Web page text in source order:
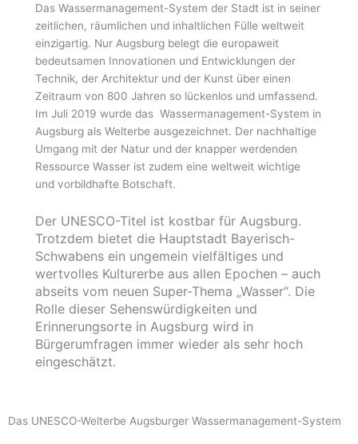
Das Wassermanagement-System der Stadt ist in seiner
zeitlichen, räumlichen und inhaltlichen Fülle weltweit
einzigartig. Nur Augsburg belegt die europaweit
bedeutsamen Innovationen und Entwicklungen der
Technik, der Architektur und der Kunst über einen
Zeitraum von 800 Jahren so lückenlos und umfassend.
Im Juli 2019 wurde das Wassermanagement-System in
Augsburg als Welterbe ausgezeichnet. Der nachhaltige
Umgang mit der Natur und der knapper werdenden
Ressource Wasser ist zudem eine weltweit wichtige
und vorbildhafte Botschaft.
Der UNESCO-Titel ist kostbar für Augsburg.
Trotzdem bietet die Hauptstadt Bayerisch-
Schwabens ein ungemein vielfältiges und
wertvolles Kulturerbe aus allen Epochen – auch
abseits vom neuen Super-Thema „Wasser“. Die
Rolle dieser Sehenswürdigkeiten und
Erinnerungsorte in Augsburg wird in
Bürgerumfragen immer wieder als sehr hoch
eingeschätzt.
Das UNESCO-Welterbe Augsburger Wassermanagement-System